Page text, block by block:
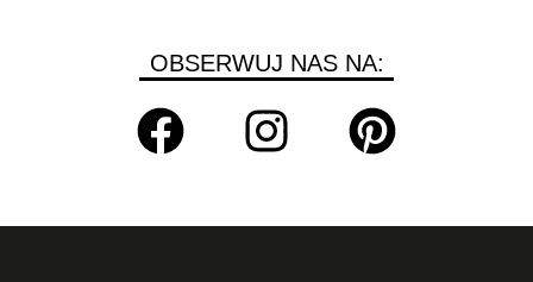
OBSERWUJ NAS NA: